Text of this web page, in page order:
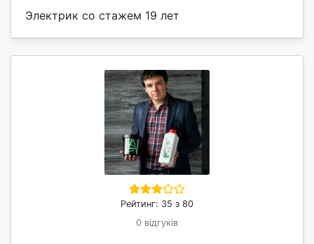
Электрик со стажем 19 лет
Рейтинг: 35 з 80
0 відгуків